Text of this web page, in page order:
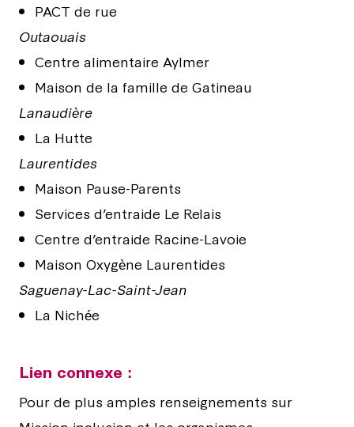
PACT de rue
Outaouais
Centre alimentaire Aylmer
Maison de la famille de Gatineau
Lanaudière
La Hutte
Laurentides
Maison Pause-Parents
Services d’entraide Le Relais
Centre d’entraide Racine-Lavoie
Maison Oxygène Laurentides
Saguenay-Lac-Saint-Jean
La Nichée
Lien connexe :
Pour de plus amples renseignements sur